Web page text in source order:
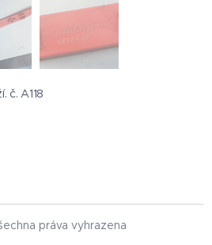
č. A118
práva vyhrazena